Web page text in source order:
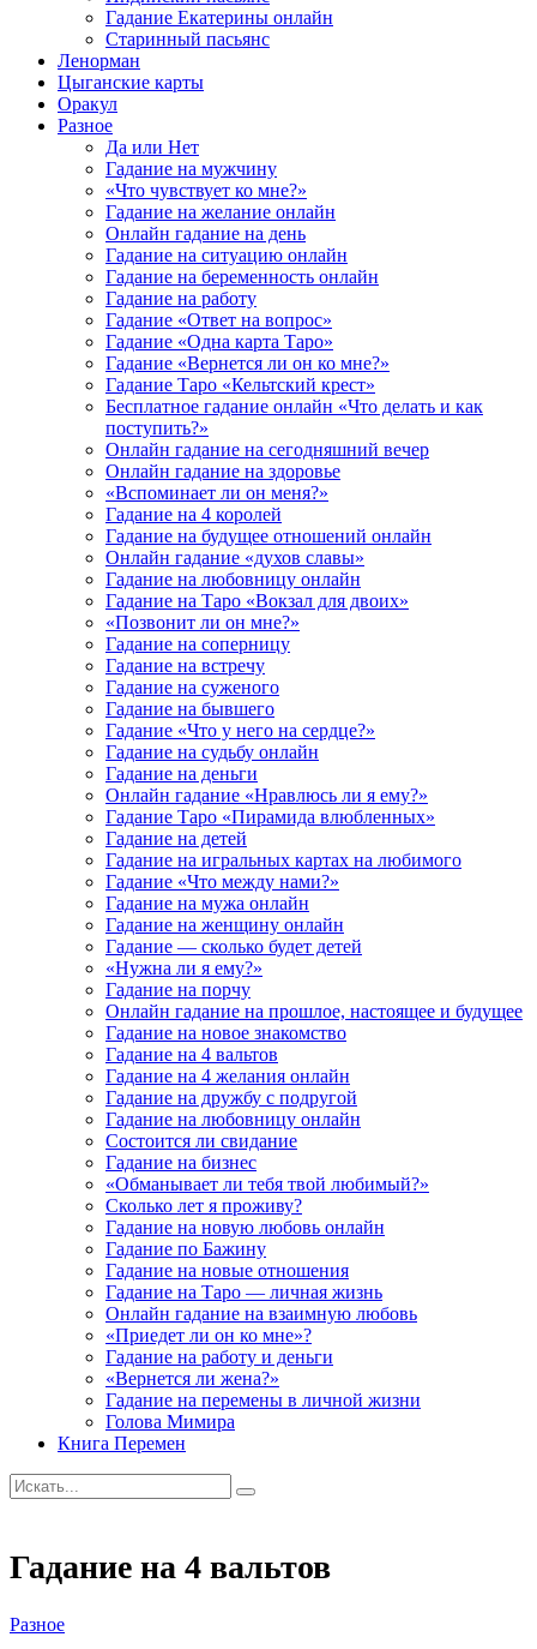
Гадание Екатерины онлайн
Старинный пасьянс
Ленорман
Цыганские карты
Оракул
Разное
Да или Нет
Гадание на мужчину
«Что чувствует ко мне?»
Гадание на желание онлайн
Онлайн гадание на день
Гадание на ситуацию онлайн
Гадание на беременность онлайн
Гадание на работу
Гадание «Ответ на вопрос»
Гадание «Одна карта Таро»
Гадание «Вернется ли он ко мне?»
Гадание Таро «Кельтский крест»
Бесплатное гадание онлайн «Что делать и как
поступить?»
Онлайн гадание на сегодняшний вечер
Онлайн гадание на здоровье
«Вспоминает ли он меня?»
Гадание на 4 королей
Гадание на будущее отношений онлайн
Онлайн гадание «духов славы»
Гадание на любовницу онлайн
Гадание на Таро «Вокзал для двоих»
«Позвонит ли он мне?»
Гадание на соперницу
Гадание на встречу
Гадание на суженого
Гадание на бывшего
Гадание «Что у него на сердце?»
Гадание на судьбу онлайн
Гадание на деньги
Онлайн гадание «Нравлюсь ли я ему?»
Гадание Таро «Пирамида влюбленных»
Гадание на детей
Гадание на игральных картах на любимого
Гадание «Что между нами?»
Гадание на мужа онлайн
Гадание на женщину онлайн
Гадание — сколько будет детей
«Нужна ли я ему?»
Гадание на порчу
Онлайн гадание на прошлое, настоящее и будущее
Гадание на новое знакомство
Гадание на 4 вальтов
Гадание на 4 желания онлайн
Гадание на дружбу с подругой
Гадание на любовницу онлайн
Состоится ли свидание
Гадание на бизнес
«Обманывает ли тебя твой любимый?»
Сколько лет я проживу?
Гадание на новую любовь онлайн
Гадание по Бажину
Гадание на новые отношения
Гадание на Таро — личная жизнь
Онлайн гадание на взаимную любовь
«Приедет ли он ко мне»?
Гадание на работу и деньги
«Вернется ли жена?»
Гадание на перемены в личной жизни
Голова Мимира
Книга Перемен
Гадание на 4 вальтов
Разное